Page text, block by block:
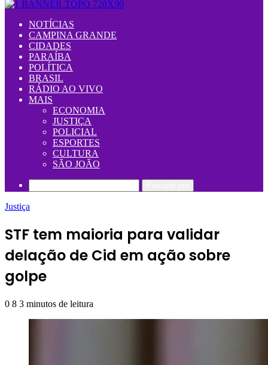
NOTÍCIAS
CAMPINA GRANDE
CIDADES
PARAÍBA
POLÍTICA
BRASIL
RÁDIO AO VIVO
MAIS
ECONOMIA
JUSTIÇA
POLICIAL
ESPORTES
CULTURA
SÃO JOÃO
Justiça
STF tem maioria para validar
delação de Cid em ação sobre
golpe
0 8 3 minutos de leitura